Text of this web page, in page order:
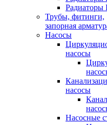
Радиаторы
Трубы, фитинги,
запорная
Насосы
насосы
насосы
Насосные